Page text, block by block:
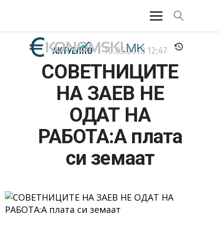
АКТУЕЛНО
ЕКОНОМИЈА
ФИНАНСИИ
БАНКАРСТВО
ЖИВОТ
АКТУЕЛНО 10.05.2018 12:47
СОВЕТНИЦИТЕ
НА ЗАЕВ НЕ
ОДАТ НА
РАБОТА:А плата
си земаат